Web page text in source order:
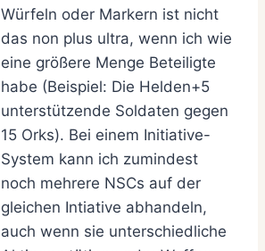
Würfeln oder Markern ist nicht
das non plus ultra, wenn ich wie
eine größere Menge Beteiligte
habe (Beispiel: Die Helden+5
unterstützende Soldaten gegen
15 Orks). Bei einem Initiative-
System kann ich zumindest
noch mehrere NSCs auf der
gleichen Intiative abhandeln,
auch wenn sie unterschiedliche